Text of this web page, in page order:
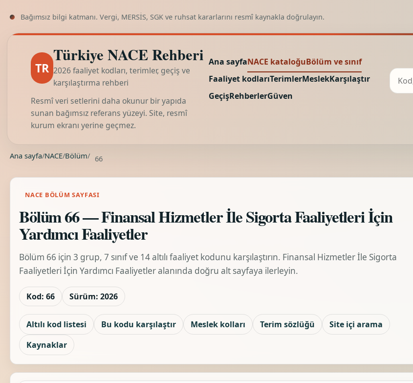
Bağımsız bilgi katmanı. Vergi, MERSİS, SGK ve ruhsat kararlarını resmî kaynakla doğrulayın.
TR
Türkiye NACE Rehberi
2026 faaliyet kodları, terimler, geçiş ve
karşılaştırma rehberi
Resmî veri setlerini daha okunur bir yapıda
sunan bağımsız referans yüzeyi. Site, resmî
kurum ekranı yerine geçmez.
Ana sayfaNACE kataloğuBölüm ve sınıf
Faaliyet kodlarıTerimlerMeslekKarşılaştır
GeçişRehberlerGüven
Ana sayfa/NACE/Bölüm/ 66
NACE BÖLÜM SAYFASI
Bölüm 66 — Finansal Hizmetler İle Sigorta Faaliyetleri İçin
Yardımcı Faaliyetler
Bölüm 66 için 3 grup, 7 sınıf ve 14 altılı faaliyet kodunu karşılaştırın. Finansal Hizmetler İle Sigorta
Faaliyetleri İçin Yardımcı Faaliyetler alanında doğru alt sayfaya ilerleyin.
Kod: 66 Sürüm: 2026
Altılı kod listesi Bu kodu karşılaştır Meslek kolları Terim sözlüğü
Site içi arama
Kaynaklar